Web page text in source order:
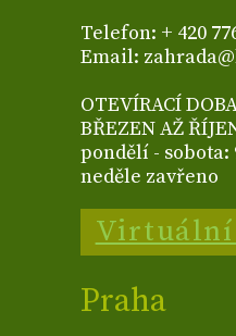
Telefon: + 420
Email:
OTEVÍRACÍ
BŘEZEN AŽ
pondělí - sobota:
neděle zavřeno
Praha